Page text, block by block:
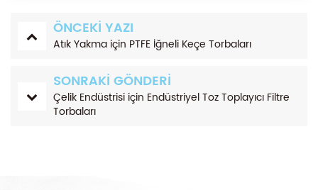
ÖNCEKI YAZI
Atık Yakma için PTFE İğneli Keçe Torbaları
SONRAKI GÖNDERI
Çelik Endüstrisi için Endüstriyel Toz Toplayıcı Filtre
Torbaları